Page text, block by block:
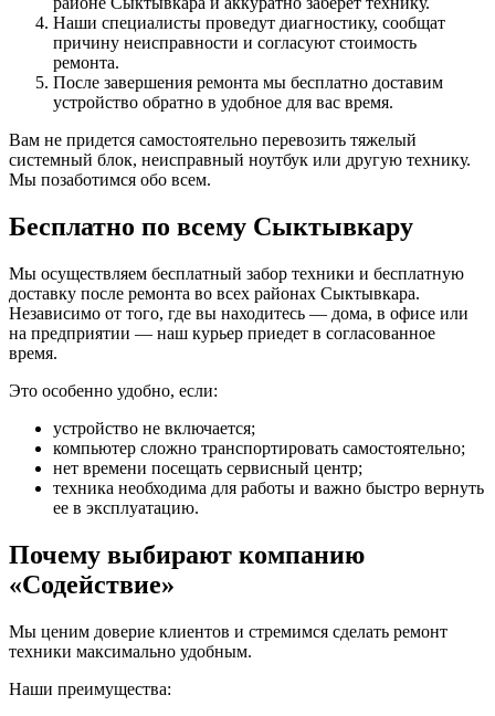
Наши специалисты проведут диагностику, сообщат
причину неисправности и согласуют стоимость
ремонта.
После завершения ремонта мы бесплатно доставим
устройство обратно в удобное для вас время.
Вам не придется самостоятельно перевозить тяжелый
системный блок, неисправный ноутбук или другую технику.
Мы позаботимся обо всем.
Бесплатно по всему Сыктывкару
Мы осуществляем бесплатный забор техники и бесплатную
доставку после ремонта во всех районах Сыктывкара.
Независимо от того, где вы находитесь — дома, в офисе или
на предприятии — наш курьер приедет в согласованное
время.
Это особенно удобно, если:
устройство не включается;
компьютер сложно транспортировать самостоятельно;
нет времени посещать сервисный центр;
техника необходима для работы и важно быстро вернуть
ее в эксплуатацию.
Почему выбирают компанию
«Содействие»
Мы ценим доверие клиентов и стремимся сделать ремонт
техники максимально удобным.
Наши преимущества: